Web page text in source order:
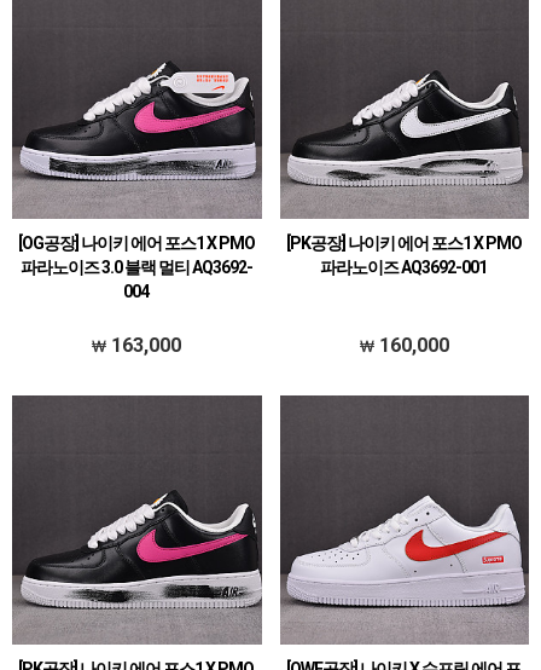
[OG공장] 나이키 에어 포스1 X PMO
파라노이즈 3.0 블랙 멀티 AQ3692-
004
163,000
[PK공장] 나이키 에어 포스1 X PMO
파라노이즈 AQ3692-001
160,000